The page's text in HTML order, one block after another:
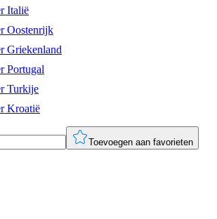
Italië
Oostenrijk
Griekenland
Portugal
Turkije
Kroatië
Toevoegen aan favorieten